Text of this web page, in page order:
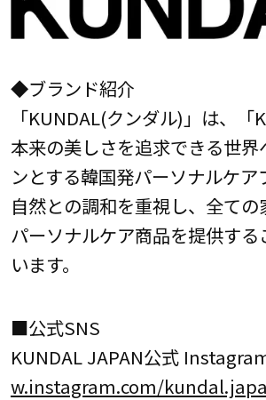
◆ブランド紹介
「KUNDAL(クンダル)」は、「
本来の美しさを追求できる世
ンとする韓国発パーソナルケア
自然との調和を重視し、全て
パーソナルケア商品を提供する
います。
■公式SNS
KUNDAL JAPAN公式
w.instagram.com/